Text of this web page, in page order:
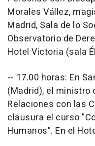
Morales Vállez,
Madrid, Sala de lo
Observatorio de
Hotel Victoria (sala
-- 17.00 horas: En
(Madrid), el ministro
Relaciones con las
clausura el curso
Humanos". En el